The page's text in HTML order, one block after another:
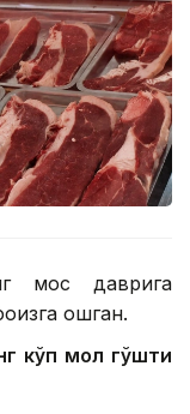
мос даврига
ошган.
кўп мол гўшти